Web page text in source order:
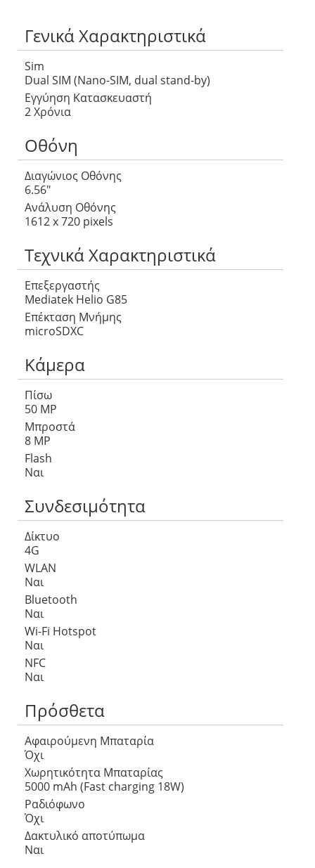
Γενικά Χαρακτηριστικά
Sim
Dual SIM (Nano-SIM, dual stand-by)
Εγγύηση Κατασκευαστή
2 Χρόνια
Οθόνη
Διαγώνιος Οθόνης
6.56″
Ανάλυση Οθόνης
1612 x 720 pixels
Τεχνικά Χαρακτηριστικά
Επεξεργαστής
Mediatek Helio G85
Επέκταση Μνήμης
microSDXC
Κάμερα
Πίσω
50 MP
Μπροστά
8 MP
Flash
Ναι
Συνδεσιμότητα
Δίκτυο
4G
WLAN
Ναι
Bluetooth
Ναι
Wi-Fi Hotspot
Ναι
NFC
Ναι
Πρόσθετα
Αφαιρούμενη Μπαταρία
Όχι
Χωρητικότητα Μπαταρίας
5000 mAh (Fast charging 18W)
Ραδιόφωνο
Όχι
Δακτυλικό αποτύπωμα
Ναι